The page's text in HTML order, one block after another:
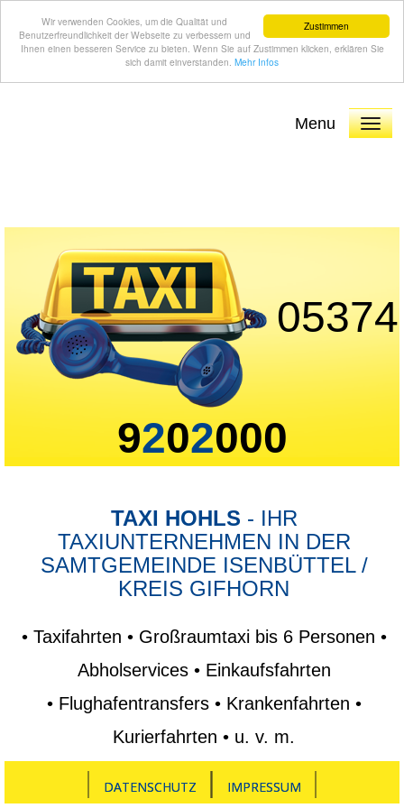
Zustimmen
Wir verwenden Cookies, um die Qualität und
Benutzerfreundlichkeit der Webseite zu verbessern und
Ihnen einen besseren Service zu bieten. Wenn Sie auf Zustimmen klicken, erklären Sie
sich damit einverstanden. Mehr Infos
Menu
05374
9202000
TAXI HOHLS - IHR
TAXIUNTERNEHMEN IN DER
SAMTGEMEINDE ISENBÜTTEL /
KREIS GIFHORN
• Taxifahrten • Großraumtaxi bis 6 Personen •
Abholservices •Einkaufsfahrten
•Flughafentransfers • Krankenfahrten •
Kurierfahrten• u. v. m.
DATENSCHUTZ IMPRESSUM